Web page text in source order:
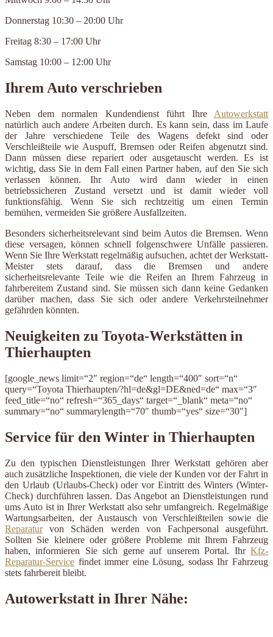
Donnerstag 10:30 – 20:00 Uhr
Freitag 8:30 – 17:00 Uhr
Samstag 10:00 – 12:00 Uhr
Ihrem Auto verschrieben
Neben dem normalen Kundendienst führt Ihre Autowerkstatt
natürlich auch andere Arbeiten durch. Es kann sein, dass im Laufe
der Jahre verschiedene Teile des Wagens defekt sind oder
Verschleißteile wie Auspuff, Bremsen oder Reifen abgenutzt sind.
Dann müssen diese repariert oder ausgetauscht werden. Es ist
wichtig, dass Sie in dem Fall einen Partner haben, auf den Sie sich
verlassen können. Ihr Auto wird dann wieder in einen
betriebssicheren Zustand versetzt und ist damit wieder voll
funktionsfähig. Wenn Sie sich rechtzeitig um einen Termin
bemühen, vermeiden Sie größere Ausfallzeiten.
Besonders sicherheitsrelevant sind beim Autos die Bremsen. Wenn
diese versagen, können schnell folgenschwere Unfälle passieren.
Wenn Sie Ihre Werkstatt regelmäßig aufsuchen, achtet der Werkstatt-
Meister stets darauf, dass die Bremsen und andere
sicherheitsrelevante Teile wie die Reifen an Ihrem Fahrzeug in
fahrbereitem Zustand sind. Sie müssen sich dann keine Gedanken
darüber machen, dass Sie sich oder andere Verkehrsteilnehmer
gefährden könnten.
Neuigkeiten zu Toyota-Werkstätten in
Thierhaupten
[google_news limit=“2″ region=“de“ length=“400″ sort=“n“
query=“Toyota Thierhaupten/?hl=de&gl=DE&ned=de“ max=“3″
feed_title=“no“ refresh=“365_days“ target=“_blank“ meta=“no“
summary=“no“ summarylength=“70″ thumb=“yes“ size=“30″]
Service für den Winter in Thierhaupten
Zu den typischen Dienstleistungen Ihrer Werkstatt gehören aber
auch zusätzliche Inspektionen, die viele der Kunden vor der Fahrt in
den Urlaub (Urlaubs-Check) oder vor Eintritt des Winters (Winter-
Check) durchführen lassen. Das Angebot an Dienstleistungen rund
ums Auto ist in Ihrer Werkstatt also sehr umfangreich. Regelmäßige
Wartungsarbeiten, der Austausch von Verschleißteilen sowie die
Reparaturvon Schäden werden von Fachpersonal ausgeführt.
Sollten Sie kleinere oder größere Probleme mit Ihrem Fahrzeug
haben, informieren Sie sich gerne auf unserem Portal. Ihr Kfz-
Reparatur-Service findet immer eine Lösung, sodass Ihr Fahrzeug
stets fahrbereit bleibt.
Autowerkstatt in Ihrer Nähe: